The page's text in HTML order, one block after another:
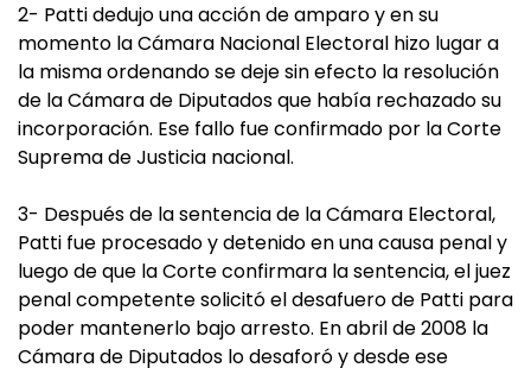
2- Patti dedujo una acción de amparo y en su
momento la Cámara Nacional Electoral hizo lugar a
la misma ordenando se deje sin efecto la resolución
de la Cámara de Diputados que había rechazado su
incorporación. Ese fallo fue confirmado por la Corte
Suprema de Justicia nacional.
3- Después de la sentencia de la Cámara Electoral,
Patti fue procesado y detenido en una causa penal y
luego de que la Corte confirmara la sentencia, el juez
penal competente solicitó el desafuero de Patti para
poder mantenerlo bajo arresto. En abril de 2008 la
Cámara de Diputados lo desaforó y desde ese